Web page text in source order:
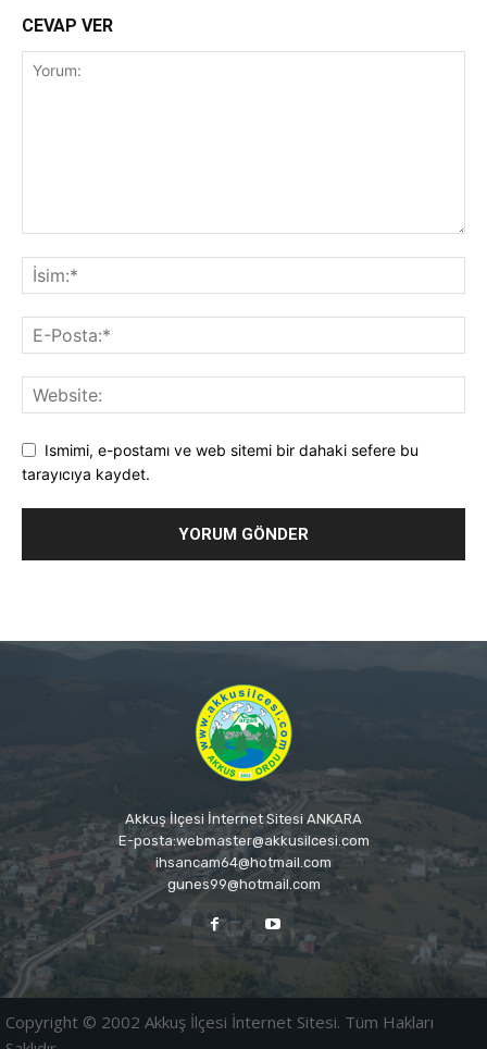
CEVAP VER
Ismimi, e-postamı ve web sitemi bir dahaki sefere bu
tarayıcıya kaydet.
Akkuş İlçesi İnternet Sitesi ANKARA
E-posta:webmaster@akkusilcesi.com
ihsancam64@hotmail.com
gunes99@hotmail.com
Copyright © 2002 Akkuş İlçesi İnternet Sitesi. Tüm Hakları